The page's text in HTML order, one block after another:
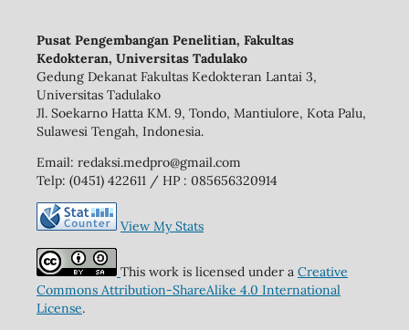
Pusat Pengembangan Penelitian, Fakultas
Kedokteran, Universitas Tadulako
Gedung Dekanat Fakultas Kedokteran Lantai 3,
Universitas Tadulako
Jl. Soekarno Hatta KM. 9, Tondo, Mantiulore, Kota Palu,
Sulawesi Tengah, Indonesia.
Email: redaksi.medpro@gmail.com
Telp: (0451) 422611 / HP : 085656320914
View My Stats
This work is licensed under a Creative
Commons Attribution-ShareAlike 4.0 International
License.